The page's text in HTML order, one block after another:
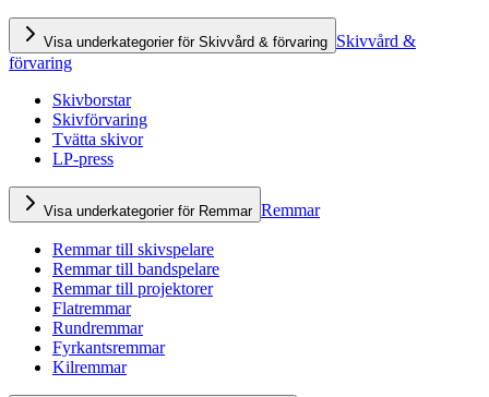
Visa underkategorier för Skivvård & förvaring Skivvård &
förvaring
Skivborstar
Skivförvaring
Tvätta skivor
LP-press
Visa underkategorier för Remmar Remmar
Remmar till skivspelare
Remmar till bandspelare
Remmar till projektorer
Flatremmar
Rundremmar
Fyrkantsremmar
Kilremmar